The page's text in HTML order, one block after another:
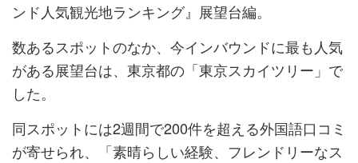
ンド人気観光地ランキング』展望台編。
数あるスポットのなか、今インバウンドに最も人気
がある展望台は、東京都の「東京スカイツリー」で
した。
同スポットには2週間で200件を超える外国語口コミ
が寄せられ、「素晴らしい経験、フレンドリーなス